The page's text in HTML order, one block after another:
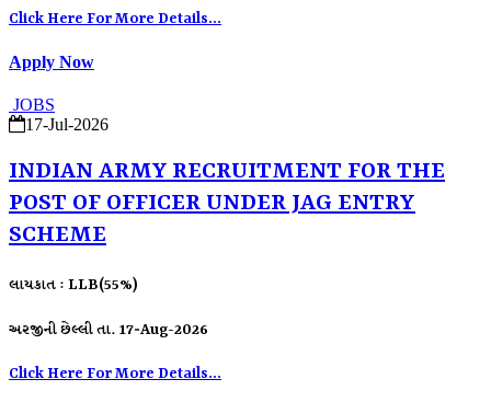
Click Here For More Details...
Apply Now
JOBS
17-Jul-2026
INDIAN ARMY RECRUITMENT FOR THE
POST OF OFFICER UNDER JAG ENTRY
SCHEME
લાયકાત : LLB(55%)
અરજીની છેલ્લી તા. 17-Aug-2026
Click Here For More Details...